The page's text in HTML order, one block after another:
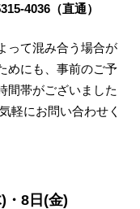
4036（直通）
って混み合う場合が
めにも、事前のご予
間帯がございました
軽にお問い合わせく
・8日(金)